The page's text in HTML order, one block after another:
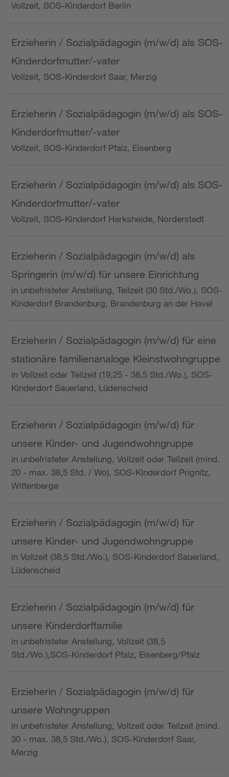
Vollzeit, SOS-Kinderdorf Berlin
Erzieherin / Sozialpädagogin (m/w/d) als SOS-
Kinderdorfmutter/-vater
Vollzeit, SOS-Kinderdorf Saar, Merzig
Erzieherin / Sozialpädagogin (m/w/d) als SOS-
Kinderdorfmutter/-vater
Vollzeit, SOS-Kinderdorf Pfalz, Eisenberg
Erzieherin / Sozialpädagogin (m/w/d) als SOS-
Kinderdorfmutter/-vater
Vollzeit, SOS-Kinderdorf Harksheide, Norderstedt
Erzieherin / Sozialpädagogin (m/w/d) als
Springerin (m/w/d) für unsere Einrichtung
in unbefristeter Anstellung, Teilzeit (30 Std./Wo.), SOS-
Kinderdorf Brandenburg, Brandenburg an der Havel
Erzieherin / Sozialpädagogin (m/w/d) für eine
stationäre familienanaloge Kleinstwohngruppe
in Vollzeit oder Teilzeit (19,25 - 38,5 Std./Wo.), SOS-
Kinderdorf Sauerland, Lüdenscheid
Erzieherin / Sozialpädagogin (m/w/d) für
unsere Kinder- und Jugendwohngruppe
in unbefristeter Anstellung, Vollzeit oder Teilzeit (mind.
20 - max. 38,5 Std. / Wo), SOS-Kinderdorf Prignitz,
Wittenberge
Erzieherin / Sozialpädagogin (m/w/d) für
unsere Kinder- und Jugendwohngruppe
in Vollzeit (38,5 Std./Wo.), SOS-Kinderdorf Sauerland,
Lüdenscheid
Erzieherin / Sozialpädagogin (m/w/d) für
unsere Kinderdorffamilie
in unbefristeter Anstellung, Vollzeit (38,5
Std./Wo.),SOS-Kinderdorf Pfalz, Eisenberg/Pfalz
Erzieherin / Sozialpädagogin (m/w/d) für
unsere Wohngruppen
in unbefristeter Anstellung, Vollzeit oder Teilzeit (mind.
30 - max. 38,5 Std./Wo.), SOS-Kinderdorf Saar,
Merzig